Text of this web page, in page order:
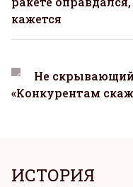
кажется
Не скрывающий
«Конкурентам
ИСТОРИЯ